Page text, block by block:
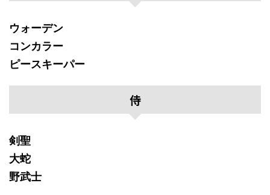
ウォーデン
コンカラー
ピースキーパー
侍
剣聖
大蛇
野武士